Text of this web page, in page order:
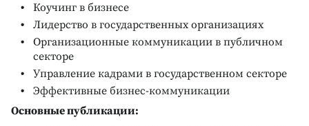
Коучинг в бизнесе
Лидерство в государственных организациях
Организационные коммуникации в публичном
секторе
Управление кадрами в государственном секторе
Эффективные бизнес-коммуникации
Основные публикации: